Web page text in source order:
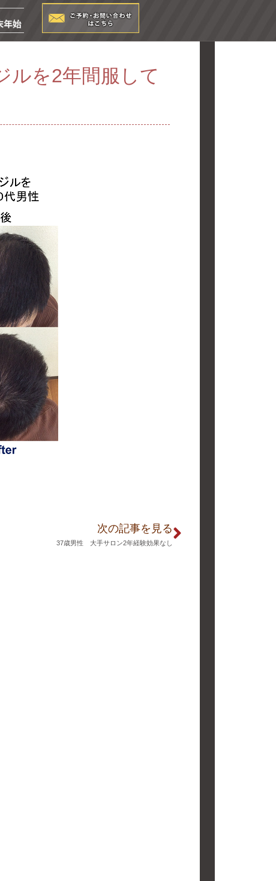
ルを2年間服して
次の記事を見る
37歳男性 大手サロン2年経験効果なし